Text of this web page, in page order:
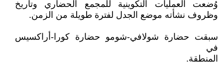
وُضعت العمليات التكوينية للمجمع الحضاري وتاريخ
وظروف نشأته موضع الجدل لفترة طويلة من الزمن.
سبقت حضارة شولافي-شومو حضارة كورا-أراكسيس
في
المنطقة.